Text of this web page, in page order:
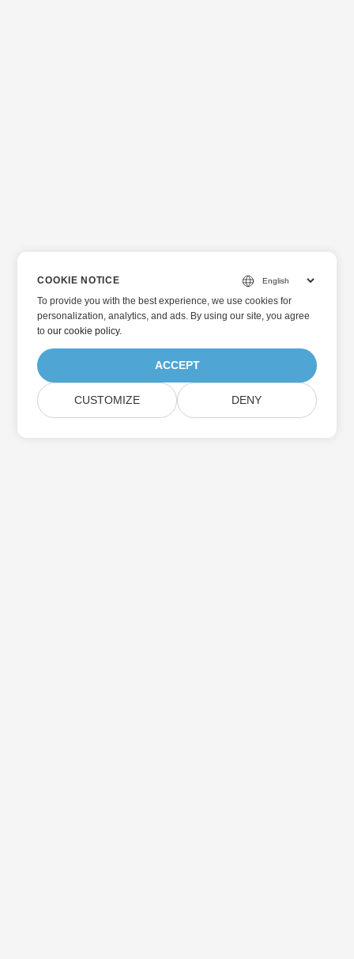
COOKIE NOTICE
To provide you with the best experience, we use cookies for
personalization, analytics, and ads. By using our site, you agree
toour cookie policy.
ACCEPT
CUSTOMIZE DENY